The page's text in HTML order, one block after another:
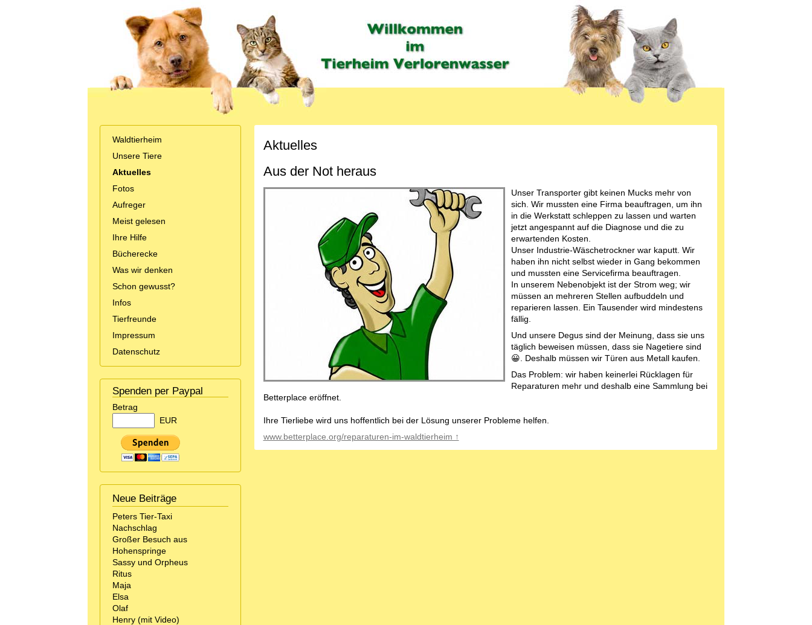
Waldtierheim
Unsere Tiere
Aktuelles
Fotos
Aufreger
Meist gelesen
Ihre Hilfe
Bücherecke
Was wir denken
Schon gewusst?
Infos
Tierfreunde
Impressum
Datenschutz
Spenden per Paypal
Betrag
EUR
Neue Beiträge
Peters Tier-Taxi
Nachschlag
Großer Besuch aus
Hohenspringe
Sassy und Orpheus
Ritus
Maja
Elsa
Olaf
Henry (mit Video)
Aktuelles
Aus der Not heraus
Unser Transporter gibt keinen Mucks mehr von
sich. Wir mussten eine Firma beauftragen, um ihn
in die Werkstatt schleppen zu lassen und warten
jetzt angespannt auf die Diagnose und die zu
erwartenden Kosten.
Unser Industrie-Wäschetrockner war kaputt. Wir
haben ihn nicht selbst wieder in Gang bekommen
und mussten eine Servicefirma beauftragen.
In unserem Nebenobjekt ist der Strom weg; wir
müssen an mehreren Stellen aufbuddeln und
reparieren lassen. Ein Tausender wird mindestens
fällig.
Und unsere Degus sind der Meinung, dass sie uns
täglich beweisen müssen, dass sie Nagetiere sind
😀. Deshalb müssen wir Türen aus Metall kaufen.
Das Problem: wir haben keinerlei Rücklagen für
Reparaturen mehr und deshalb eine Sammlung bei
Betterplace eröffnet.
Ihre Tierliebe wird uns hoffentlich bei der Lösung unserer Probleme helfen.
www.betterplace.org/reparaturen-im-waldtierheim ↑